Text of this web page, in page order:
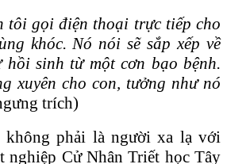
tôi gọi điện thoại trực tiếp cho
khóc. Nó nói sẽ sắp xếp về
hồi sinh từ một cơn bạo bệnh.
xuyên cho con, tưởng như nó
trích)
không phải là người xa lạ với
nghiệp Cử Nhân Triết học Tây